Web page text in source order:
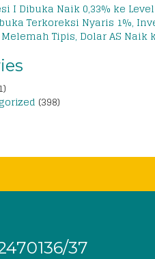
I Dibuka Naik 0,33% ke Level
Terkoreksi Nyaris 1%,
Tipis, Dolar AS Naik
(398)
37